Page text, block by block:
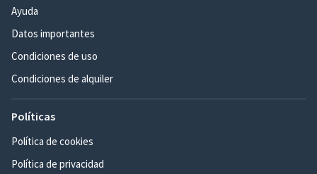
Ayuda
Datos importantes
Condiciones de uso
Condiciones de alquiler
Políticas
Política de cookies
Política de privacidad